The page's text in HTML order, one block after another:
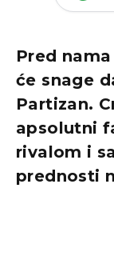
Pred
će snage
Partizan.
apsolutni
rivalom i
prednosti